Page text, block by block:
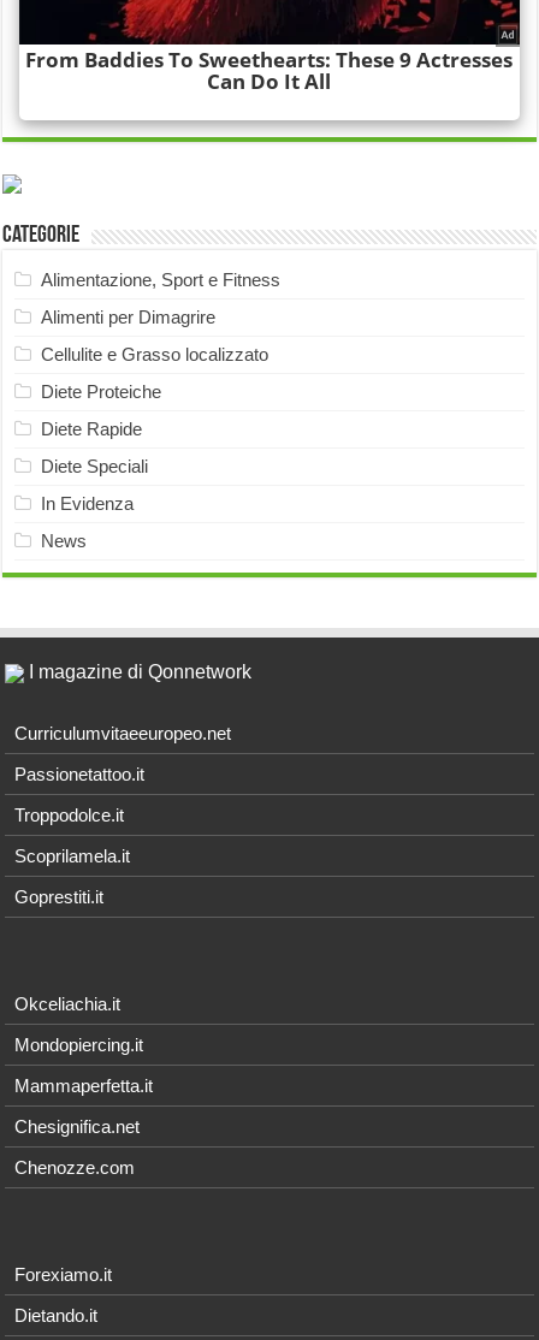
Categorie
Alimentazione, Sport e Fitness
Alimenti per Dimagrire
Cellulite e Grasso localizzato
Diete Proteiche
Diete Rapide
Diete Speciali
In Evidenza
News
I magazine di Qonnetwork
Curriculumvitaeeuropeo.net
Passionetattoo.it
Troppodolce.it
Scoprilamela.it
Goprestiti.it
Okceliachia.it
Mondopiercing.it
Mammaperfetta.it
Chesignifica.net
Chenozze.com
Forexiamo.it
Dietando.it